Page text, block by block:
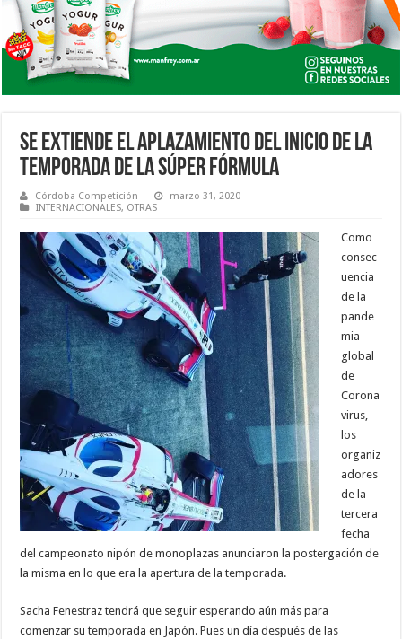
SE EXTIENDE EL APLAZAMIENTO DEL INICIO DE LA
TEMPORADA DE LA SÚPER FÓRMULA
Córdoba Competición
marzo 31, 2020
INTERNACIONALES, OTRAS
Como
consec
uencia
de la
pande
mia
global
de
Corona
virus,
los
organiz
adores
de la
tercera
fecha
del campeonato nipón de monoplazas anunciaron la postergación de
la misma en lo que era la apertura de la temporada.
Sacha Fenestraz tendrá que seguir esperando aún más para
comenzar su temporada en Japón. Pues un día después de las